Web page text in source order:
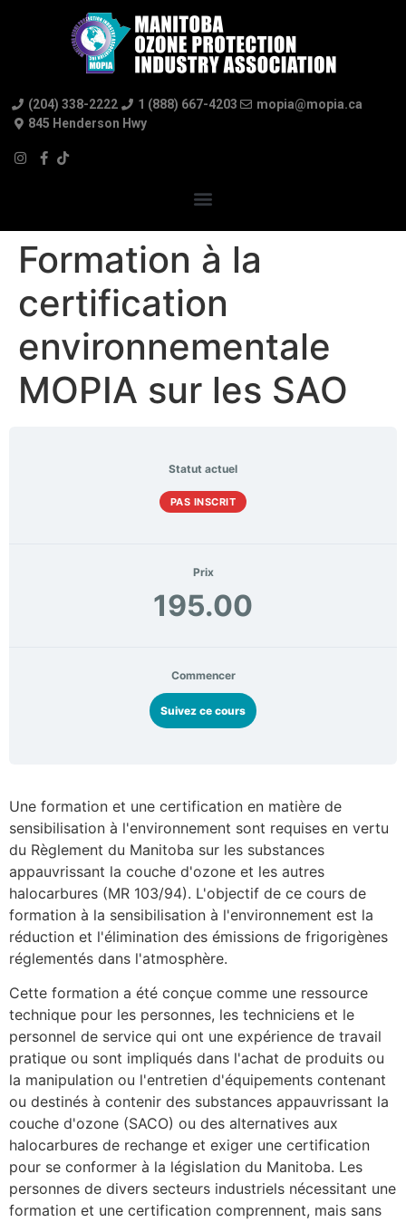
(204) 338-2222 1 (888) 667-4203
mopia@mopia.ca
845 Henderson Hwy
Formation à la
certification
environnementale
MOPIA sur les SAO
Statut actuel
PAS INSCRIT
Prix
195.00
Commencer
Suivez ce cours
Une formation et une certification en matière de
sensibilisation à l'environnement sont requises en vertu
du Règlement du Manitoba sur les substances
appauvrissant la couche d'ozone et les autres
halocarbures (MR 103/94). L'objectif de ce cours de
formation à la sensibilisation à l'environnement est la
réduction et l'élimination des émissions de frigorigènes
réglementés dans l'atmosphère.
Cette formation a été conçue comme une ressource
technique pour les personnes, les techniciens et le
personnel de service qui ont une expérience de travail
pratique ou sont impliqués dans l'achat de produits ou
la manipulation ou l'entretien d'équipements contenant
ou destinés à contenir des substances appauvrissant la
couche d'ozone (SACO) ou des alternatives aux
halocarbures de rechange et exiger une certification
pour se conformer à la législation du Manitoba. Les
personnes de divers secteurs industriels nécessitant une
formation et une certification comprennent, mais sans